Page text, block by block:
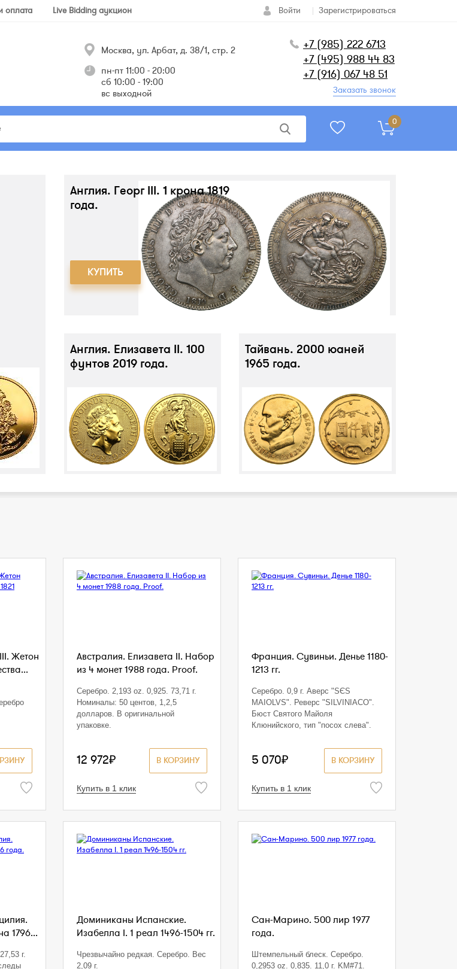
оплата Live Bidding аукцион Зарегистрироваться
Войти
Москва, ул. Арбат, д. 38/1, стр. 2
пн-пт 11:00 - 20:00
сб 10:00 - 19:00
вс выходной
+7 (985) 222 6713
+7 (495) 988 44 83
+7 (916) 067 48 51
Заказать звонок
0
Англия. Георг III. 1 крона 1819
года.
КУПИТЬ
Тайвань. 2000 юаней
1965 года.
Англия. Елизавета II. 100
фунтов 2019 года.
Жетон
Австралия. Елизавета II. Набор
из 4 монет 1988 года. Proof.
Серебро. 2,193 oz. 0,925. 73,71 г.
Номиналы: 50 центов, 1,2,5
долларов. В оригинальной
упаковке.
В КОРЗИНУ
12 972₽
Купить в 1 клик
Франция. Сувиньи. Денье 1180-
1213 гг.
Серебро. 0,9 г. Аверс "SЄS
MAIOLVS". Реверс "SILVINIACO".
Бюст Святого Майоля
Клюнийского, тип "посох слева".
В КОРЗИНУ
5 070₽
Купить в 1 клик
1796...
г.
Доминиканы Испанские.
Изабелла I. 1 реал 1496-1504 гг.
Чрезвычайно редкая. Серебро. Вес
2,09 г.
Сан-Марино. 500 лир 1977
года.
Штемпельный блеск. Серебро.
0,2953 oz. 0,835. 11,0 г. KM#71.